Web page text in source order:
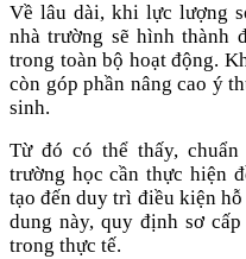
Về lâu dài, khi lực lượng
nhà trường sẽ hình thành
trong toàn bộ hoạt động.
còn góp phần nâng cao ý
sinh.
Từ đó có thể thấy,
trường học cần thực hiện
tạo đến duy trì điều kiện
dung này, quy định sơ
trong thực tế.